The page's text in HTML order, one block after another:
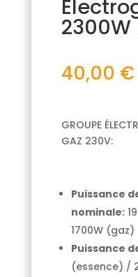
40,00 €
GROUPE
GAZ 230V:
Puissance
nominale:
1700W (gaz)
Puissance
(essence) /